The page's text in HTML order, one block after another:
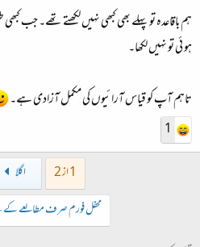
ہم باقاعدہ تو پہلے بھی کبھی نہیں لکھتے تھے۔ جب
ہو ئی تو نہیں لکھا۔
تاہم آپ کو قیاس آرائیوں کی مکمل آزادی ہے۔
1
1 از 2
اگلا
محفل فورم صرف مطالعے